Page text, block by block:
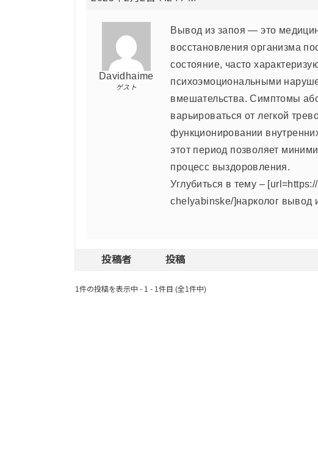
Davidhaime
ゲスト
Вывод из запоя — это
восстановления организма
состояние, часто
психоэмоциональными
вмешательства. Симптомы
варьироваться от легкой
функционировании
этот период позволяет
процесс выздоровления.
Углубиться в тему –
chelyabinske/]нарколог вывод
投稿者 投稿
1件の投稿を表示中 - 1 - 1件目 (全1件中)